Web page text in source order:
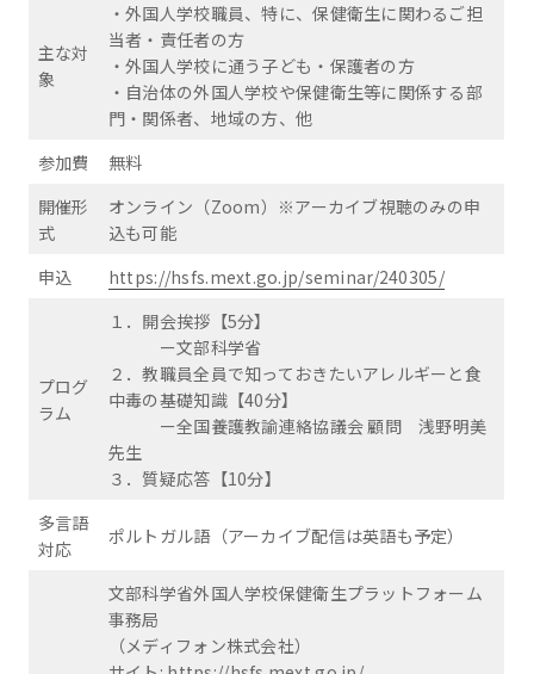
主な対
象
・外国人学校職員、特に、保健衛生に関わるご担
当者・責任者の方
・外国人学校に通う子ども・保護者の方
・自治体の外国人学校や保健衛生等に関係する部
門・関係者、地域の方、他
参加費
無料
開催形
式
オンライン（Zoom）※アーカイブ視聴のみの申
込も可能
申込
https://hsfs.mext.go.jp/seminar/240305/
プログ
ラム
１．開会挨拶【5分】
ー文部科学省
２．教職員全員で知っておきたいアレルギーと食
中毒の基礎知識【40分】
ー全国養護教諭連絡協議会 顧問 浅野明美
先生
３．質疑応答【10分】
多言語
対応
ポルトガル語（アーカイブ配信は英語も予定）
文部科学省外国人学校保健衛生プラットフォーム
事務局
（メディフォン株式会社）